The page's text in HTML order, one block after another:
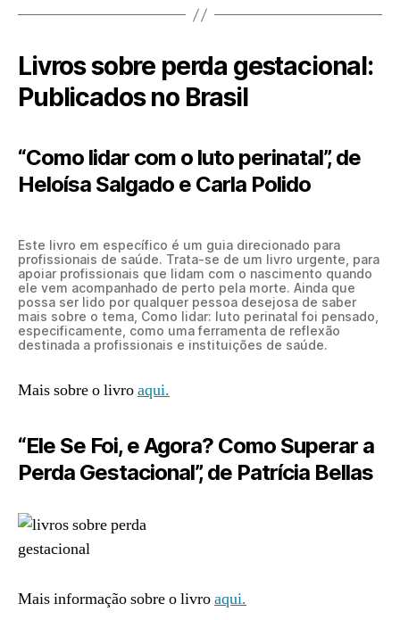
Livros sobre perda gestacional:
Publicados no Brasil
“Como lidar com o luto perinatal”, de
Heloísa Salgado e Carla Polido
Este livro em específico é um guia direcionado para
profissionais de saúde. Trata-se de um livro urgente, para
apoiar profissionais que lidam com o nascimento quando
ele vem acompanhado de perto pela morte. Ainda que
possa ser lido por qualquer pessoa desejosa de saber
mais sobre o tema, Como lidar: luto perinatal foi pensado,
especificamente, como uma ferramenta de reflexão
destinada a profissionais e instituições de saúde.
Mais sobre o livroaqui.
“Ele Se Foi, e Agora? Como Superar a
Perda Gestacional”, de Patrícia Bellas
Mais informação sobre o livroaqui.